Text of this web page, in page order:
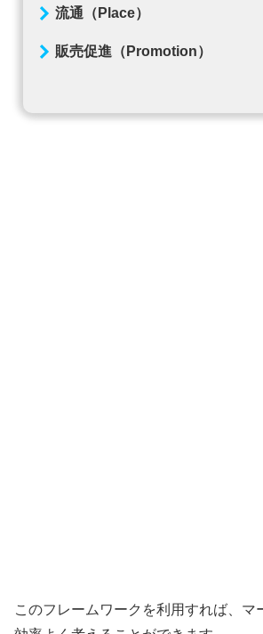
流通（Place）
販売促進（Promotion）
このフレームワークを利用すれば、マ